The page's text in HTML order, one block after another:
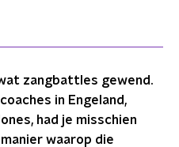
zangbattles gewend.
in Engeland,
had je misschien
waarop die